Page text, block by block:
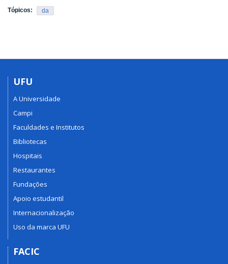
Tópicos: da
UFU
A Universidade
Campi
Faculdades e Institutos
Bibliotecas
Hospitais
Restaurantes
Fundações
Apoio estudantil
Internacionalização
Uso da marca UFU
FACIC